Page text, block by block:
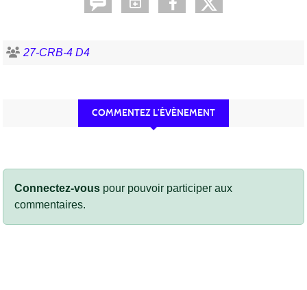
27-CRB-4 D4
COMMENTEZ L’ÉVÈNEMENT
Connectez-vous pour pouvoir participer aux
commentaires.